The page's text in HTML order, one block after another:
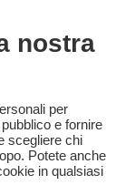
di annullamento
avviene al
prenotazione
annullamento,
di cui sopra
nostra
per
e fornire
scegliere chi
Potete anche
in qualsiasi